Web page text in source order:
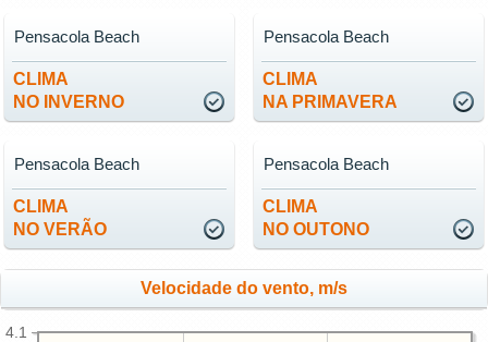
CLIMA
NO INVERNO
Pensacola Beach
CLIMA
NA PRIMAVERA
Pensacola Beach
CLIMA
NO VERÃO
Pensacola Beach
CLIMA
NO OUTONO
Pensacola Beach
Velocidade do vento, m/s
4.1